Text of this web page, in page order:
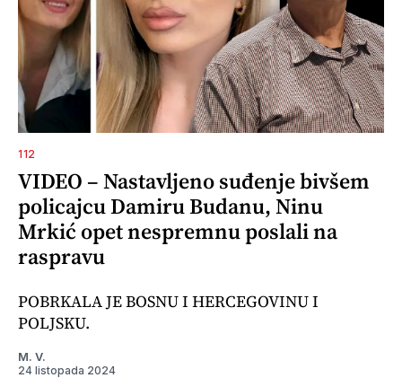
112
VIDEO – Nastavljeno suđenje bivšem
policajcu Damiru Budanu, Ninu
Mrkić opet nespremnu poslali na
raspravu
POBRKALA JE BOSNU I HERCEGOVINU I
POLJSKU.
M. V.
24 listopada 2024